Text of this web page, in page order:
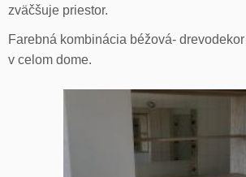
zväčšuje priestor.
Farebná kombinácia béžová-
v celom dome.